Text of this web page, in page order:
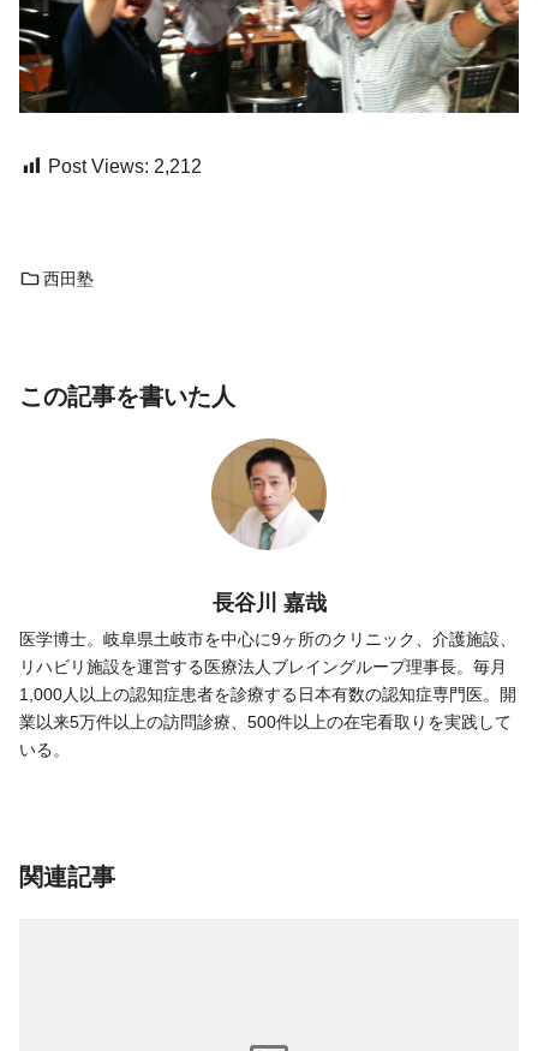
Post Views: 2,212
西田塾
この記事を書いた人
長谷川 嘉哉
医学博士。岐阜県土岐市を中心に9ヶ所のクリニック、介護施設、
リハビリ施設を運営する医療法人ブレイングループ理事長。毎月
1,000人以上の認知症患者を診療する日本有数の認知症専門医。開
業以来5万件以上の訪問診療、500件以上の在宅看取りを実践して
いる。
関連記事